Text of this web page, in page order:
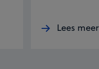
Lees meer